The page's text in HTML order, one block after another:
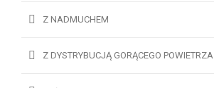
Z NADMUCHEM
Z DYSTRYBUCJĄ GORĄCEGO POWIETRZA